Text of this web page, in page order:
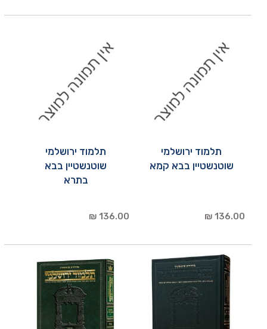
תלמוד ירושלמי
שוטנשטיין בבא קמא
136.00 ₪
תלמוד ירושלמי
שוטנשטיין בבא
בתרא
136.00 ₪